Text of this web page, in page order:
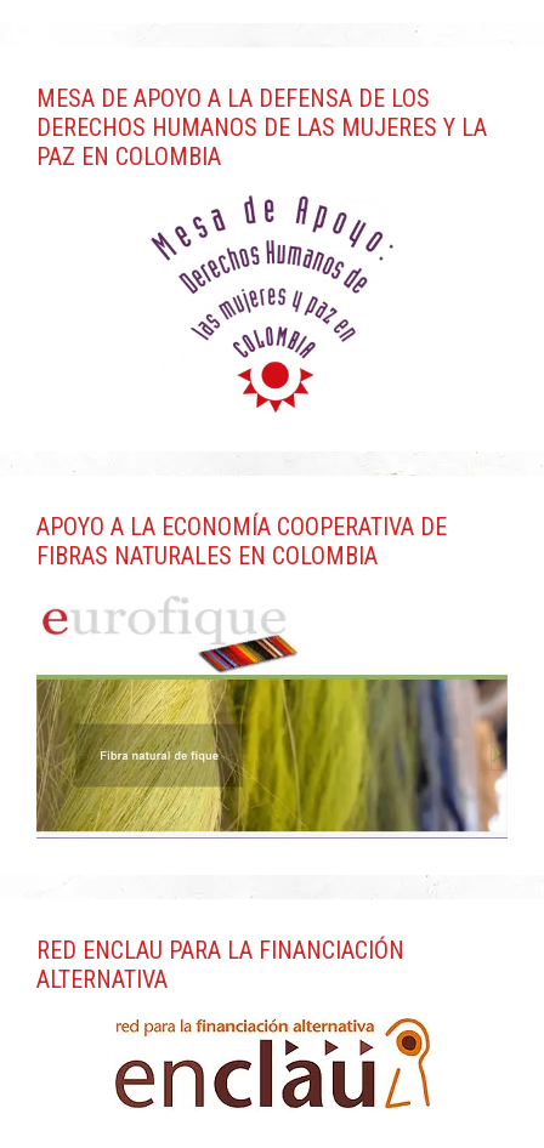
MESA DE APOYO A LA DEFENSA DE LOS
DERECHOS HUMANOS DE LAS MUJERES Y LA
PAZ EN COLOMBIA
APOYO A LA ECONOMÍA COOPERATIVA DE
FIBRAS NATURALES EN COLOMBIA
RED ENCLAU PARA LA FINANCIACIÓN
ALTERNATIVA